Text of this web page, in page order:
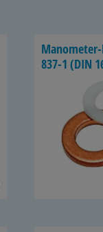
Manometer-​
837-1 (DIN